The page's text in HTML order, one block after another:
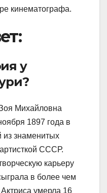
кинематографа.
у
Михайловна
1897 года в
знаменитых
СССР.
карьеру
в более чем
умерла 16